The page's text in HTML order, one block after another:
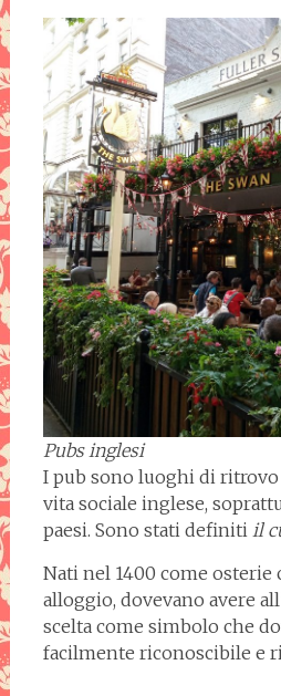
Pubs inglesi
I pub sono luoghi di
vita sociale inglese,
paesi. Sono stati definiti il
Nati nel 1400 come osterie
alloggio, dovevano avere
scelta come simbolo che
facilmente riconoscibile e